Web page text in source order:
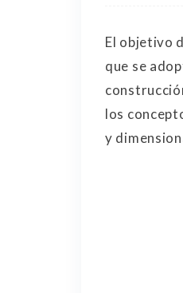
El objetivo
que se
los
y